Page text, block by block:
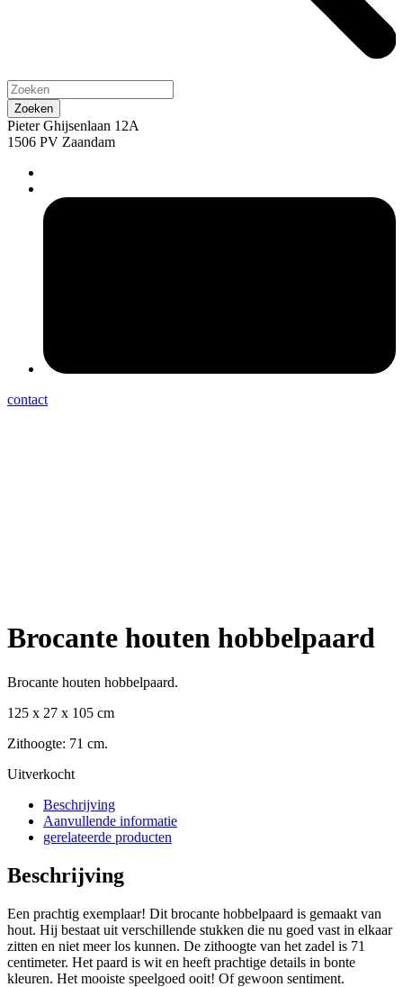
Pieter Ghijsenlaan 12A
1506 PV Zaandam
contact
Brocante houten hobbelpaard
Brocante houten hobbelpaard.
125 x 27 x 105 cm
Zithoogte: 71 cm.
Uitverkocht
Beschrijving
Aanvullende informatie
gerelateerde producten
Beschrijving
Een prachtig exemplaar! Dit brocante hobbelpaard is gemaakt van
hout. Hij bestaat uit verschillende stukken die nu goed vast in elkaar
zitten en niet meer los kunnen. De zithoogte van het zadel is 71
centimeter. Het paard is wit en heeft prachtige details in bonte
kleuren. Het mooiste speelgoed ooit! Of gewoon sentiment.